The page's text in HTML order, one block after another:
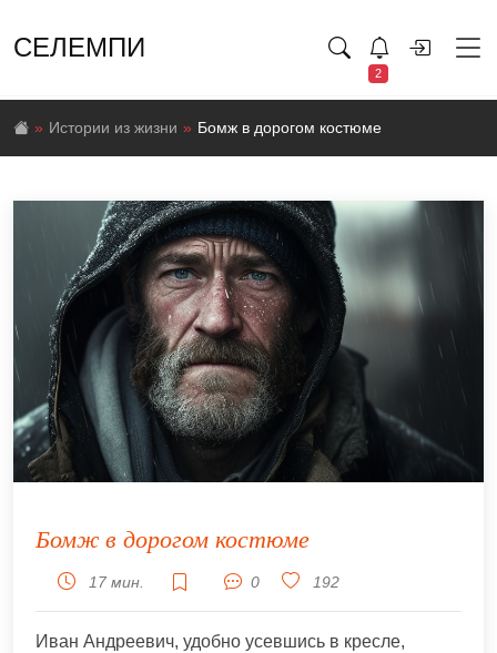
СЕЛЕМПИ
2
Истории из жизни Бомж в дорогом костюме
Бомж в дорогом костюме
17 мин. 0 192
Иван Андреевич, удобно усевшись в кресле,